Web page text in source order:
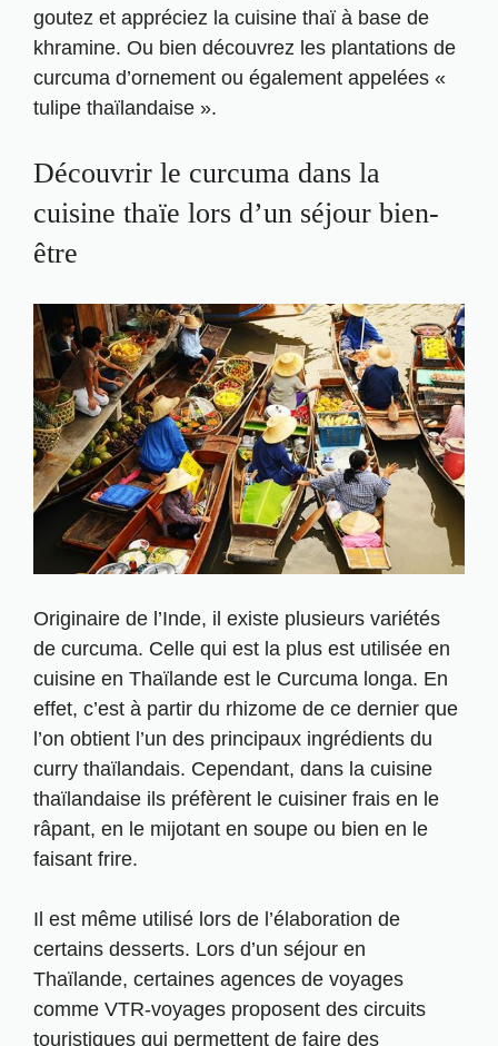
goutez et appréciez la cuisine thaï à base de
khramine. Ou bien découvrez les plantations de
curcuma d’ornement ou également appelées «
tulipe thaïlandaise ».
Découvrir le curcuma dans la
cuisine thaïe lors d’un séjour bien-
être
Originaire de l’Inde, il existe plusieurs variétés
de curcuma. Celle qui est la plus est utilisée en
cuisine en Thaïlande est le Curcuma longa. En
effet, c’est à partir du rhizome de ce dernier que
l’on obtient l’un des principaux ingrédients du
curry thaïlandais. Cependant, dans la cuisine
thaïlandaise ils préfèrent le cuisiner frais en le
râpant, en le mijotant en soupe ou bien en le
faisant frire.
Il est même utilisé lors de l’élaboration de
certains desserts. Lors d’un séjour en
Thaïlande, certaines agences de voyages
comme VTR-voyages proposent des circuits
touristiques qui permettent de faire des